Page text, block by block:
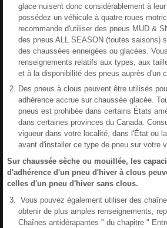
glace nuisent donc considérablement à
possédez un véhicule à quatre roues
recommande d'utiliser des pneus MUD &
des pneus ALL SEASON (toutes saisons)
des chaussées enneigées ou glacées.
renseignements relatifs aux types, aux
et à la disponibilité des pneus auprès d'un
Des pneus à clous peuvent être utilisés
adhérence accrue sur chaussée glacée.
pneus est prohibée dans certains États
dans certaines provinces du Canada.
vigueur dans votre localité, dans l'État ou
avant d'installer ce type de pneu sur votre
Sur chaussée sèche ou mouillée, les
d'adhérence d'un pneu d'hiver à clous
celles d'un pneu d'hiver sans clous.
Vous pouvez également utiliser des
obtenir de plus amples renseignements,
Chaînes antidérapantes " du chapitre "